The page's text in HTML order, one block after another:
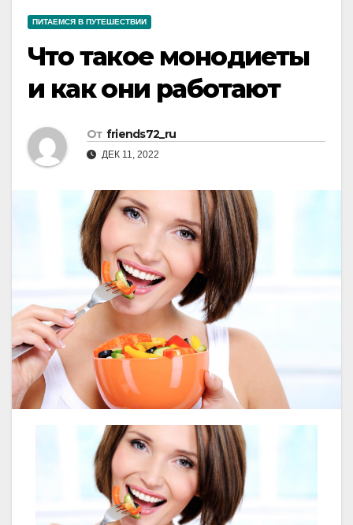
ПИТАЕМСЯ В ПУТЕШЕСТВИИ
Что такое монодиеты
и как они работают
От friends72_ru
ДЕК 11, 2022